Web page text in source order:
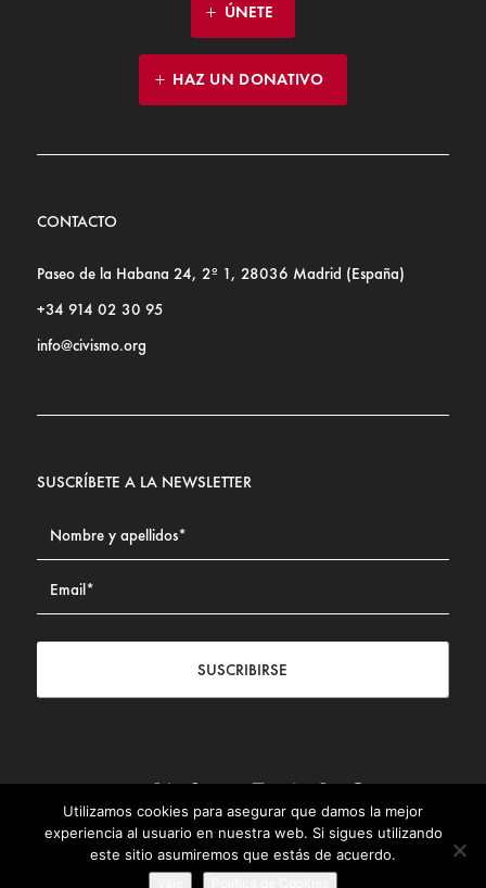
ÚNETE
HAZ UN DONATIVO
CONTACTO
Paseo de la Habana 24, 2º 1, 28036 Madrid (España)
+34 914 02 30 95
info@civismo.org
SUSCRÍBETE A LA NEWSLETTER
SUSCRIBIRSE
Contacto | Aviso legal | Política de privacidad | Política de
Cookies
© Fundación Civismo 2025
Utilizamos cookies para asegurar que damos la mejor
experiencia al usuario en nuestra web. Si sigues utilizando
este sitio asumiremos que estás de acuerdo.